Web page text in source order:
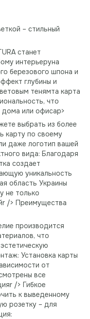
– стильный
станет
интерьеруна
березового шпона и
глубины и
тенямта карта
что
или офисаp>
выбрать из более
карту по своему
даже логотип вашей
вида: Благодаря
создает
уникальность
область Украины
не только
/> Преимущества
производится
что
Установка карты
от
все
/> Гибкое
к выведенному
розетку – для